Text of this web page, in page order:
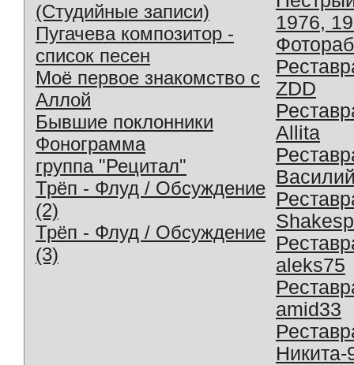
(Студийные записи)
Пугачева композитор -
список песен
Моё первое знакомство с
Аллой
Бывшие поклонники
Фонограмма
группа "Рецитал"
Трёп - Флуд / Обсуждение
(2)
Трёп - Флуд / Обсуждение
(3)
1976,
ZDD
Allita
aleks75
amid33
Никита-